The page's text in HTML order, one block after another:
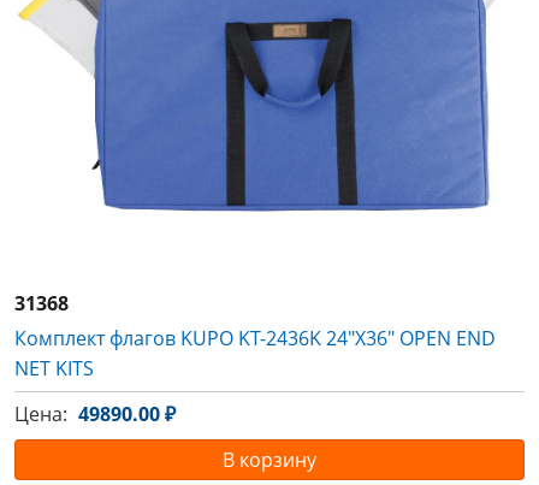
31368
Комплект флагов KUPO KT-2436K 24"X36" OPEN END
NET KITS
Цена: 49890.00 ₽
В корзину